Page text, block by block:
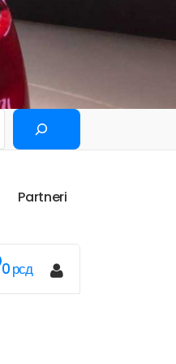
Partneri
0рсд